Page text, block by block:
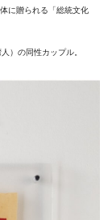
に贈られる「総統文化
）の同性カップル。